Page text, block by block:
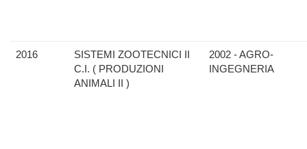
2016
SISTEMI ZOOTECNICI II
C.I. ( PRODUZIONI
ANIMALI II )
2002 - AGRO-
INGEGNERIA